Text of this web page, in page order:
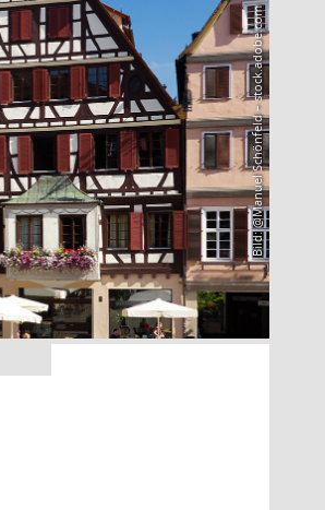
Bild: @Manuel Schönfeld – stock.adobe.com